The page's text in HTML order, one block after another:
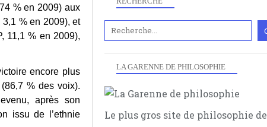
% en 2009) aux
% en 2009), et
11,1 % en 2009),
encore plus
% des voix).
après son
issu de l’ethnie
LA GARENNE DE PHILOSOPHIE
Le plus gros site de philosophie de